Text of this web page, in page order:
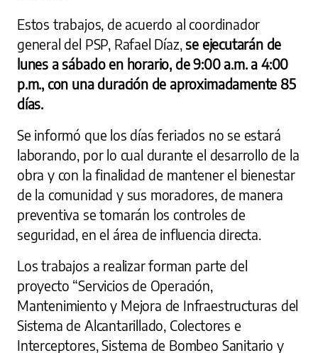
Estos trabajos, de acuerdo al coordinador
general del PSP, Rafael Díaz,se ejecutarán de
lunes a sábado en horario, de 9:00 a.m. a 4:00
p.m., con una duración de aproximadamente 85
días.
Se informó que los días feriados no se estará
laborando, por lo cual durante el desarrollo de la
obra y con la finalidad de mantener el bienestar
de la comunidad y sus moradores, de manera
preventiva se tomarán los controles de
seguridad, en el área de influencia directa.
Los trabajos a realizar forman parte del
proyecto “Servicios de Operación,
Mantenimiento y Mejora de Infraestructuras del
Sistema de Alcantarillado, Colectores e
Interceptores, Sistema de Bombeo Sanitario y